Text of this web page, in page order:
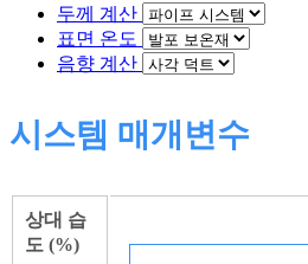
두께 계산
표면 온도
음향 계산
시스템 매개변수
상대 습
도 (%)